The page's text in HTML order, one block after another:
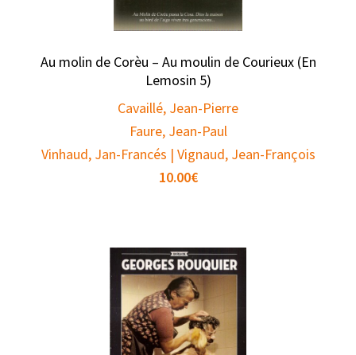
Au molin de Corèu – Au moulin de Courieux (En
Lemosin 5)
Cavaillé, Jean-Pierre
Faure, Jean-Paul
Vinhaud, Jan-Francés | Vignaud, Jean-François
10.00€